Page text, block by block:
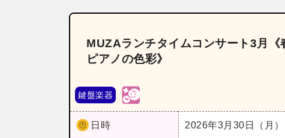
MUZAランチタイムコンサート3月
ピアノの色彩》
鍵盤楽器
日時 2026年3月30日（月）